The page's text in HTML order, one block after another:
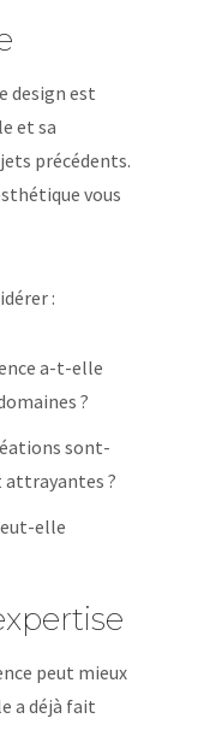
design est
et sa
précédents.
vous
:
a-t-elle
?
sont-
?
elle
peut mieux
a déjà fait